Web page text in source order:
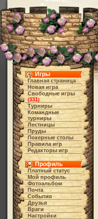
Игры
Главная страница
Новая игра
Свободные игры
(331)
Турниры
Командные
турниры
Лестницы
Пруды
Покерные столы
Правила игр
Редакторы игр
Профиль
Платный статус
Мой профиль
Фотоальбом
Почта
События
Друзья
Враги
Настройки